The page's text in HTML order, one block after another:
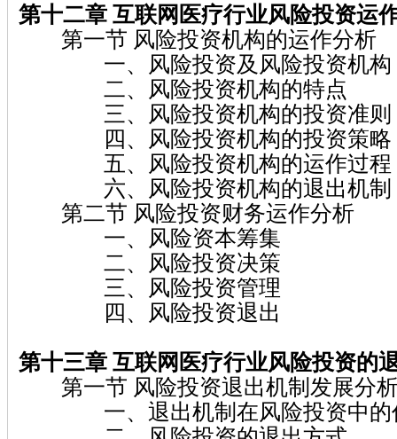
第十二章 互联网医疗行业风险投资运
第一节 风险投资机构的运作分析
一、风险投资及风险投资机构
二、风险投资机构的特点
三、风险投资机构的投资准则
四、风险投资机构的投资策略
五、风险投资机构的运作过程
六、风险投资机构的退出机制
第二节 风险投资财务运作分析
一、风险资本筹集
二、风险投资决策
三、风险投资管理
四、风险投资退出
第十三章 互联网医疗行业风险投资的
第一节 风险投资退出机制发展分
一、退出机制在风险投资中的